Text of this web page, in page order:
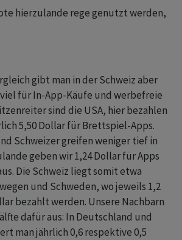
hierzulande rege genutzt werden,
gibt man in der Schweiz aber
für In-App-Käufe und werbefreie
sind die USA, hier bezahlen
5,50 Dollar für Brettspiel-Apps.
Schweizer greifen weniger tief in
geben wir 1,24 Dollar für Apps
Die Schweiz liegt somit etwa
und Schweden, wo jeweils 1,2
bezahlt werden. Unsere Nachbarn
dafür aus: In Deutschland und
man jährlich 0,6 respektive 0,5